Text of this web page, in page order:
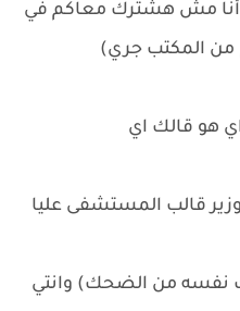
أنا مش هشترك معاكم في
من المكتب جري)
اي هو قالك اي
قالب المستشفى عليا
نفسه من الضحك) وانتي